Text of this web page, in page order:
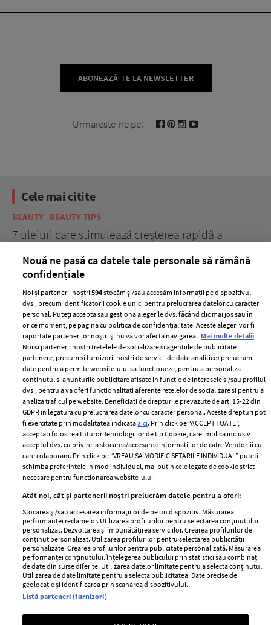
ABONEAZĂ-TE LA NEWSLETTER
Urmareste-ne pe:
Cele mai citite
BEAUTY BEAUTY TIPS
7 uleiuri care stimulează creșterea rapidă a
ELLE Style Awards
2024
Despre ELLE
Romania
Contact
Abonamente
Termeni si conditii
Politica de
confidențialitate
Politica de cookies
Publicitate
GSP
Unica
Baby
Retete
femei
Viva
Avantaje
Retete practice
Pariază responsabil! Decizia ONJN nr. 821/25.09.2025.
Jocurile de noroc sunt interzise minorilor.
Nouă ne pasă ca datele tale personale să rămână
confidențiale
Noi și partenerii noștri594stocăm și/sau accesăm informații pe dispozitivul
dvs., precum identificatorii cookie unici pentru prelucrarea datelor cu caracter
personal. Puteți accepta sau gestiona alegerile dvs. făcând clic mai jos sau în
orice moment, pe pagina cu politica de confidențialitate. Aceste alegeri vor fi
raportate partenerilor noștri și nu vă vor afecta navigarea. Mai multe detalii
Noi si partenerii nostri (retelele de socializare si agentiile de publicitate
partenere, precum si furnizorii nostri de servicii de date analitice) prelucram
date pentru a permite website-ului sa functioneze, pentru a personaliza
continutul si anunturile publicitare afisate in functie de interesele si/sau profilul
dvs., pentru a va oferi functionalitati aferente retelelor de socializare si pentru a
analiza traficul pe website. Beneficiati de drepturile prevazute de art. 15-22 din
GDPR in legatura cu prelucrarea datelor cu caracter personal. Aceste drepturi pot
fi exercitate prin modalitatea indicataaici. Prin click pe “ACCEPT TOATE”,
acceptati folosirea tuturor Tehnologiilor de tip Cookie, care implica inclusiv
acceptul dvs. cu privire la stocarea/accesarea informatiilor de catre Vendor-ii cu
care colaboram. Prin click pe “VREAU SA MODIFIC SETARILE INDIVIDUAL” puteti
schimba preferintele in mod individual, mai putin cele legate de cookie strict
necesare pentru functionarea website-ului.
Atât noi, cât și partenerii noștri prelucrăm datele pentru a oferi:
Stocarea și/sau accesarea informațiilor de pe un dispozitiv. Măsurarea
performanței reclamelor. Utilizarea profilurilor pentru selectarea conținutului
personalizat. Dezvoltarea și îmbunătățirea serviciilor. Crearea profilurilor de
conținut personalizat. Utilizarea profilurilor pentru selectarea publicității
personalizate. Crearea profilurilor pentru publicitate personalizată. Măsurarea
performanței conținutului. Înțelegerea publicului prin statistici sau combinații
de date din surse diferite. Utilizarea datelor limitate pentru a selecta conținutul.
Utilizarea de date limitate pentru a selecta publicitatea. Date precise de
geolocație și identificarea prin scanarea dispozitivului.
Listă parteneri (furnizori)